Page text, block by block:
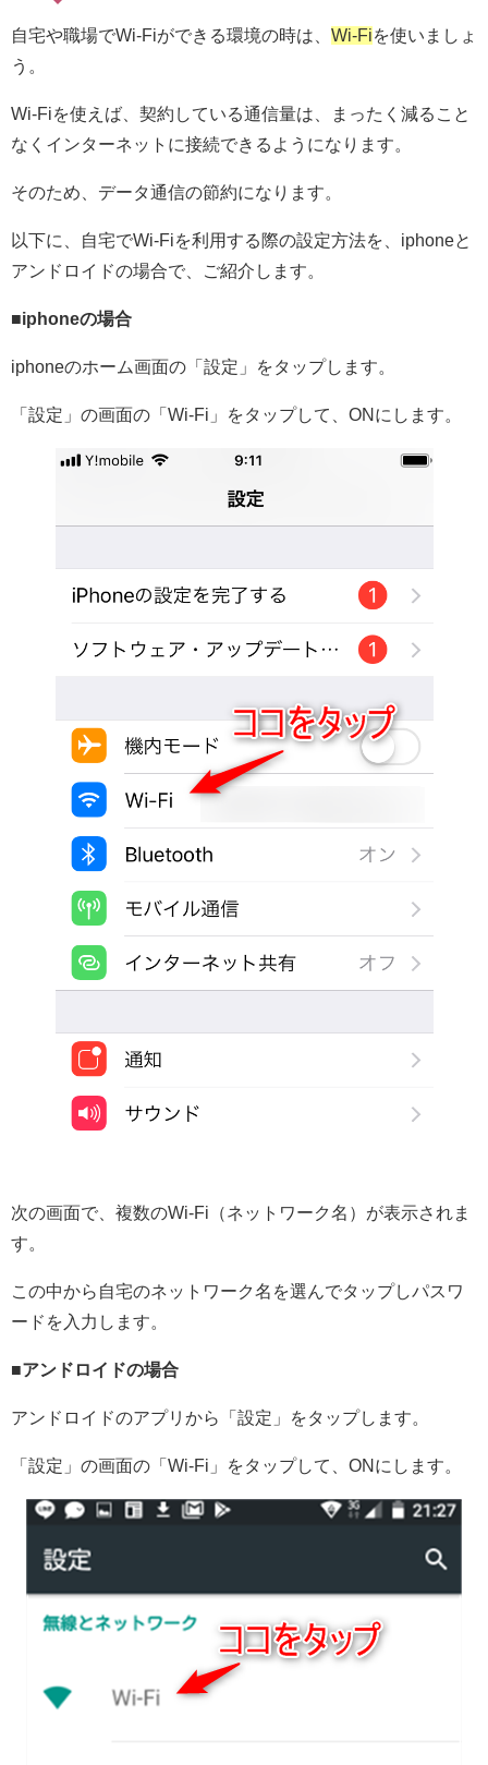
自宅や職場でWi-Fiができる環境の時は、 Wi-Fiを使いましょ
う。
Wi-Fiを使えば、契約している通信量は、まったく減ること
なくインターネットに接続できるようになります。
そのため、データ通信の節約になります。
以下に、自宅でWi-Fiを利用する際の設定方法を、iphoneと
アンドロイドの場合で、ご紹介します。
■iphoneの場合
iphoneのホーム画面の「設定」をタップします。
「設定」の画面の「Wi-Fi」をタップして、ONにします。
次の画面で、複数のWi-Fi（ネットワーク名）が表示されま
す。
この中から自宅のネットワーク名を選んでタップしパスワ
ードを入力します。
■アンドロイドの場合
アンドロイドのアプリから「設定」をタップします。
「設定」の画面の「Wi-Fi」をタップして、ONにします。